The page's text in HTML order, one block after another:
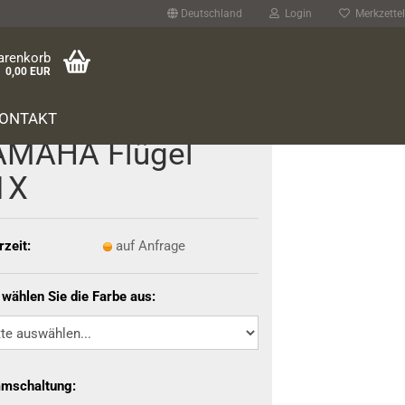
Deutschland Login Merkzettel
0,00 EUR
Flü­gel
auf Anfrage
Sie die Farbe aus: